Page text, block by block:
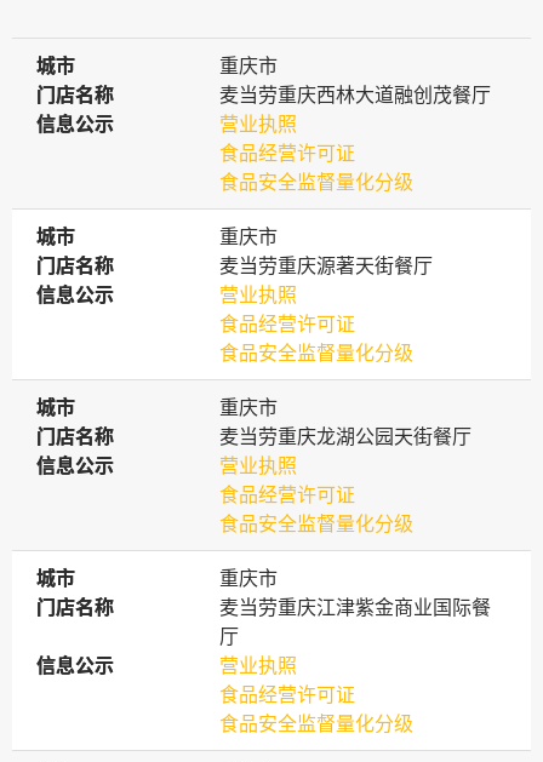
城市
城市
重庆市
门店名称
门店名称
麦当劳重庆西林大道融创茂餐厅
信息公示
信息公示
营业执照
食品经营许可证
食品安全监督量化分级
城市
城市
重庆市
门店名称
门店名称
麦当劳重庆源著天街餐厅
信息公示
信息公示
营业执照
食品经营许可证
食品安全监督量化分级
城市
城市
重庆市
门店名称
门店名称
麦当劳重庆龙湖公园天街餐厅
信息公示
信息公示
营业执照
食品经营许可证
食品安全监督量化分级
城市
城市
重庆市
门店名称
门店名称
麦当劳重庆江津紫金商业国际餐
厅
信息公示
信息公示
营业执照
食品经营许可证
食品安全监督量化分级